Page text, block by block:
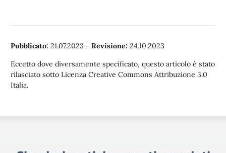
Pubblicato: 21.07.2023 - Revisione: 24.10.2023
Eccetto dove diversamente specificato, questo articolo è stato
rilasciato sotto Licenza Creative Commons Attribuzione 3.0
Italia.